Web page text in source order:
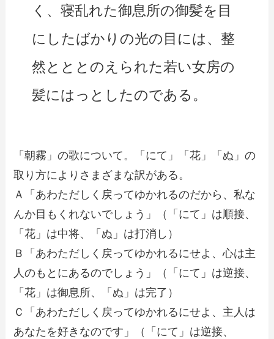
く、寝乱れた御息所の御髪を目
にしたばかりの光の目には、整
然とととのえられた若い女房の
髪にはっとしたのである。
「朝霧」の歌について。「にて」「花」「ぬ」の
取り方によりさまざまな訳がある。
Ａ「あわただしく戻ってゆかれるのだから、私な
んか目もくれないでしょう」（「にて」は順接、
「花」は中将、「ぬ」は打消し）
Ｂ「あわただしく戻ってゆかれるにせよ、心は主
人のもとにあるのでしょう」（「にて」は逆接、
「花」は御息所、「ぬ」は完了）
Ｃ「あわただしく戻ってゆかれるにせよ、主人は
あなたを好きなのです」（「にて」は逆接、